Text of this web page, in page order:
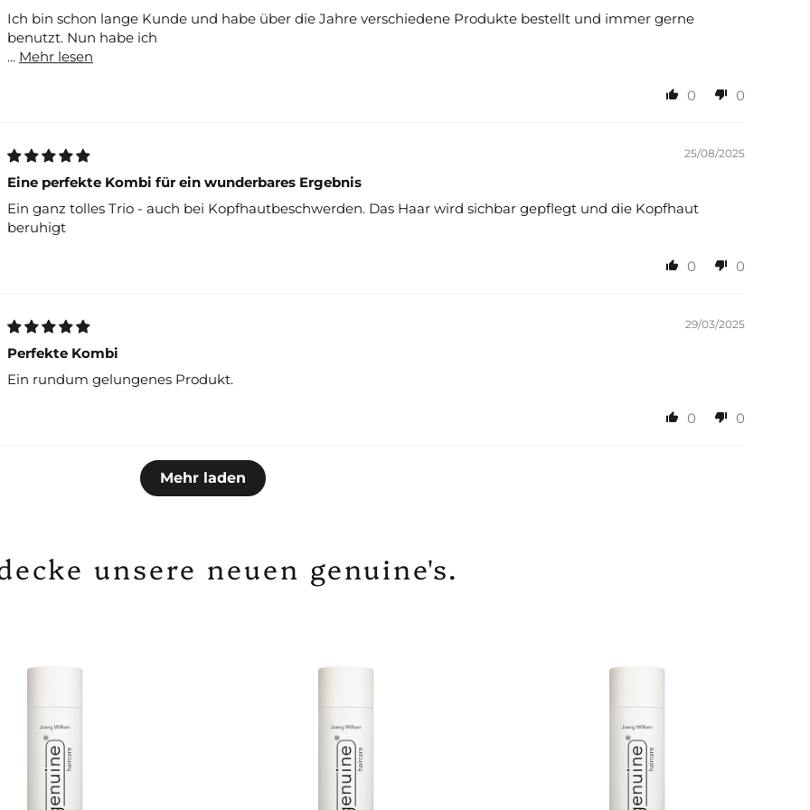
Herstellerinformationen:
Produktidentifikation:
Balance Hairgrowth Activator; EAN: 4260523971225
Balance Intense Shampoo: 4260523970341
Ich bin schon lange Kunde und habe über die Jahre verschiedene Produkte bestellt und immer gerne
benutzt. Nun habe ich
... Mehr lesen
0 0
25/08/2025
Eine perfekte Kombi für ein wunderbares Ergebnis
Ein ganz tolles Trio - auch bei Kopfhautbeschwerden. Das Haar wird sichbar gepflegt und die Kopfhaut
beruhigt
0 0
29/03/2025
Perfekte Kombi
Ein rundum gelungenes Produkt.
0 0
Mehr laden
unsere neuen genuine's.